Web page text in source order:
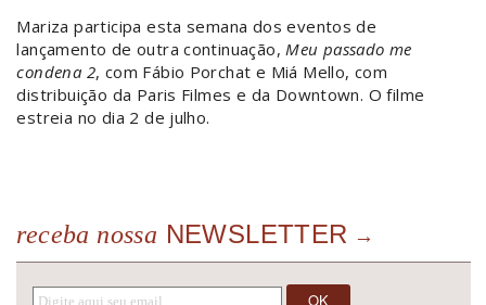
Mariza participa esta semana dos eventos de
lançamento de outra continuação,Meu passado me
condena 2, com Fábio Porchat e Miá Mello, com
distribuição da Paris Filmes e da Downtown. O filme
estreia no dia 2 de julho.
receba nossa NEWSLETTER